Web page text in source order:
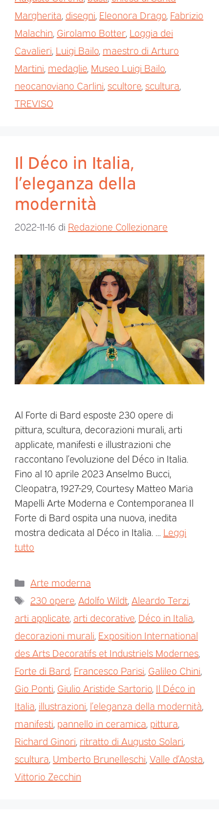
Margherita, disegni, Eleonora Drago, Fabrizio
Malachin, Girolamo Botter, Loggia dei
Cavalieri, Luigi Bailo, maestro di Arturo
Martini, medaglie, Museo Luigi Bailo,
neocanoviano Carlini,scultore,scultura,
TREVISO
Il Déco in Italia,
l’eleganza della
modernità
2022-11-16 di Redazione Collezionare
Al Forte di Bard esposte 230 opere di
pittura, scultura, decorazioni murali, arti
applicate, manifesti e illustrazioni che
raccontano l’evoluzione del Déco in Italia.
Fino al 10 aprile 2023 Anselmo Bucci,
Cleopatra, 1927-29, Courtesy Matteo Maria
Mapelli Arte Moderna e Contemporanea Il
Forte di Bard ospita una nuova, inedita
mostra dedicata al Déco in Italia. … Leggi
tutto
Arte moderna
230 opere Adolfo Wildt Aleardo Terzi
arti applicate arti decorative Déco in Italia
decorazioni murali Exposition International
des Arts Decoratifs et Industriels Modernes
Forte di Bard Francesco Parisi Galileo Chini
Gio Ponti Giulio Aristide Sartorio Il Déco in
Italia illustrazioni l’eleganza della modernità
manifesti pannello in ceramica pittura
Richard Ginori ritratto di Augusto Solari
scultura Umberto Brunelleschi Valle d’Aosta
Vittorio Zecchin